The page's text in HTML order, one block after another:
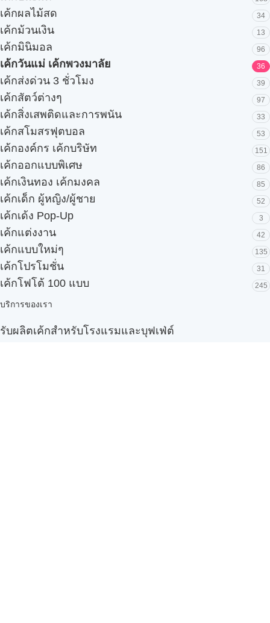
เค้กผลไม้สด 34
เค้กม้วนเงิน 13
เค้กมินิมอล 96
เค้กวันแม่ เค้กพวงมาลัย 36
เค้กส่งด่วน 3 ชั่วโมง 39
เค้กสัตว์ต่างๆ 97
เค้กสิ่งเสพติดและการพนัน 33
เค้กสโมสรฟุตบอล 53
เค้กองค์กร เค้กบริษัท 151
เค้กออกแบบพิเศษ 86
เค้กเงินทอง เค้กมงคล 85
เค้กเด็ก ผู้หญิง/ผู้ชาย 52
เค้กเด้ง Pop-Up 3
เค้กแต่งงาน 42
เค้กแบบใหม่ๆ 135
เค้กโปรโมชั่น 31
เค้กโฟโต้ 100 แบบ 245
บริการของเรา
รับผลิตเค้กสำหรับโรงแรมและบุฟเฟ่ต์